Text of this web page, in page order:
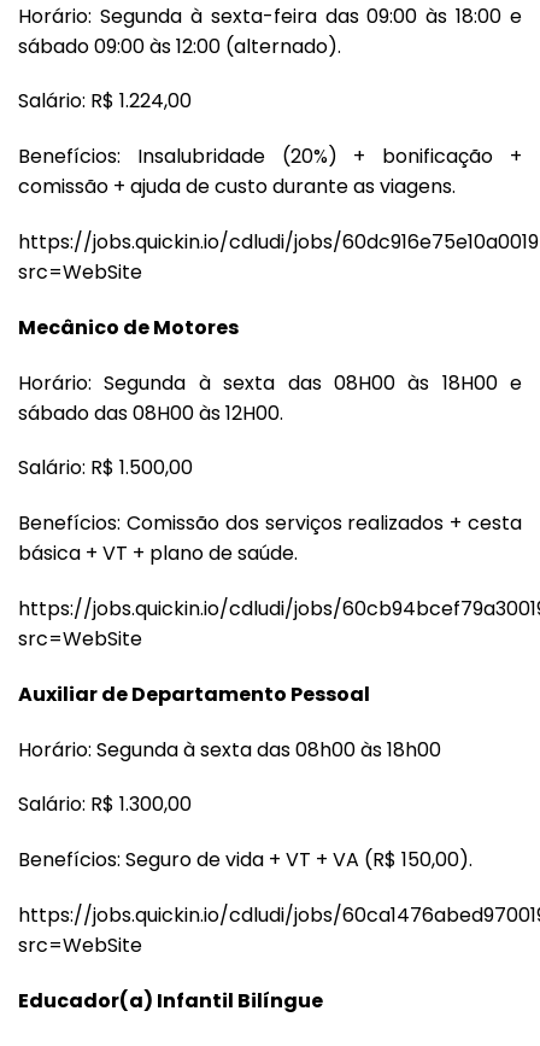
Horário: Segunda à sexta-feira das 09:00 às 18:00 e
sábado 09:00 às 12:00 (alternado).
Salário: R$ 1.224,00
Benefícios: Insalubridade (20%) + bonificação +
comissão + ajuda de custo durante as viagens.
https://jobs.quickin.io/cdludi/jobs/
src=WebSite
Mecânico de Motores
Horário: Segunda à sexta das 08H00 às 18H00 e
sábado das 08H00 às 12H00.
Salário: R$ 1.500,00
Benefícios: Comissão dos serviços realizados + cesta
básica + VT + plano de saúde.
https://jobs.quickin.io/cdludi/jobs/
src=WebSite
Auxiliar de Departamento Pessoal
Horário: Segunda à sexta das 08h00 às 18h00
Salário: R$ 1.300,00
Benefícios: Seguro de vida + VT + VA (R$ 150,00).
https://jobs.quickin.io/cdludi/jobs/
src=WebSite
Educador(a) Infantil Bilíngue